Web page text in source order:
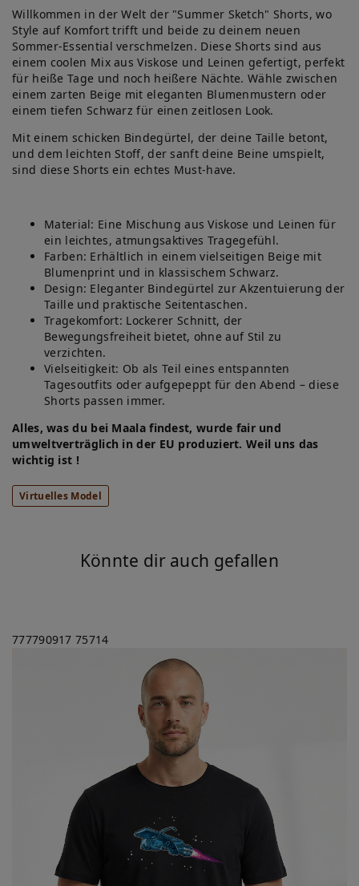
Willkommen in der Welt der "Summer Sketch" Shorts, wo
Style auf Komfort trifft und beide zu deinem neuen
Sommer-Essential verschmelzen. Diese Shorts sind aus
einem coolen Mix aus Viskose und Leinen gefertigt, perfekt
für heiße Tage und noch heißere Nächte. Wähle zwischen
einem zarten Beige mit eleganten Blumenmustern oder
einem tiefen Schwarz für einen zeitlosen Look.
Mit einem schicken Bindegürtel, der deine Taille betont,
und dem leichten Stoff, der sanft deine Beine umspielt,
sind diese Shorts ein echtes Must-have.
Material: Eine Mischung aus Viskose und Leinen für
ein leichtes, atmungsaktives Tragegefühl.
Farben: Erhältlich in einem vielseitigen Beige mit
Blumenprint und in klassischem Schwarz.
Design: Eleganter Bindegürtel zur Akzentuierung der
Taille und praktische Seitentaschen.
Tragekomfort: Lockerer Schnitt, der
Bewegungsfreiheit bietet, ohne auf Stil zu
verzichten.
Vielseitigkeit: Ob als Teil eines entspannten
Tagesoutfits oder aufgepeppt für den Abend – diese
Shorts passen immer.
Alles, was du bei Maala findest, wurde fair und
umweltverträglich in der EU produziert. Weil uns das
wichtig ist !
Virtuelles Model
Könnte dir auch gefallen
777790917 75714